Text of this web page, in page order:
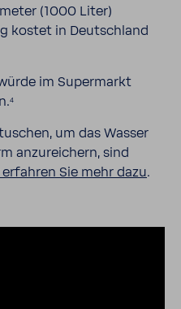
(1000 Liter)
kostet in Deutschland
im Supermarkt
4
um das Wasser
anzureichern, sind
erfahren Sie mehr dazu.